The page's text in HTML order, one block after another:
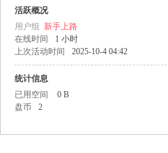
活跃概况
用户组 新手上路
在线时间
1 小时
上次活动时间
2025-10-4 04:42
统计信息
已用空间
0 B
盘币
2